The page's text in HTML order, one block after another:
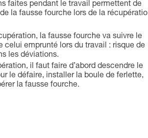
faites pendant le travail permettent de
la fausse fourche lors de la
la fausse fourche va suivre le
celui emprunté lors du travail : risque de
les déviations.
il faut faire d’abord descendre le
le défaire, installer la boule de ferlette,
la fausse fourche.